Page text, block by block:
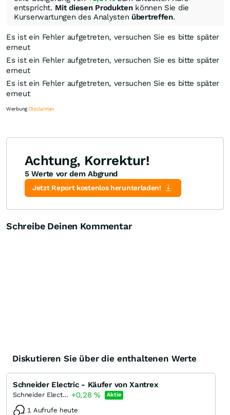
entspricht. Mit diesen Produktenkönnen Sie die
Kurserwartungen des Analysten übertreffen.
Es ist ein Fehler aufgetreten, versuchen Sie es bitte später
erneut
Es ist ein Fehler aufgetreten, versuchen Sie es bitte später
erneut
Es ist ein Fehler aufgetreten, versuchen Sie es bitte später
erneut
Knock-Out-Suche
Optionsschein-Suche
Zertifikate-Suche
Werbung Disclaimer
Achtung, Korrektur!
5 Werte vor dem Abgrund
Jetzt Report kostenlos herunterladen!
Schreibe Deinen Kommentar
Diskutieren Sie über die enthaltenen Werte
Schneider Electric - Käufer von Xantrex
Schneider Electric +0,28% Aktie
1 Aufrufe heute